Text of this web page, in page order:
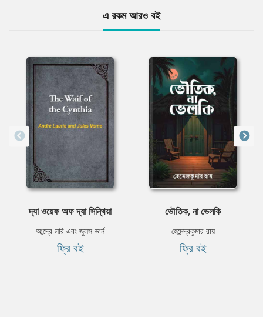
এ রকম আরও বই
দ্যা ওয়েফ অফ দ্যা সিন্থিয়া
আন্দ্রে লরি এবং জুলস ভার্ন
ফ্রি বই
ভৌতিক, না ভেলকি
হেমেন্দ্রকুমার রায়
ফ্রি বই